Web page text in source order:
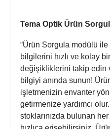
Tema Optik Ürün
“Ürün Sorgula modülü ile
bilgilerini hızlı ve kolay
değişikliklerini takip edin
bilgiyi anında sunun!
işletmenizin envanter
getirmenize yardımcı
stoklarınızda bulunan